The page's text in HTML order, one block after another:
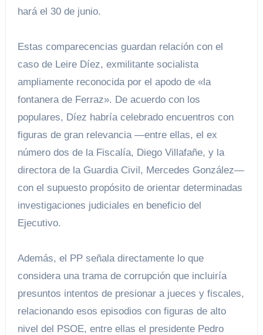
hará el 30 de junio.
Estas comparecencias guardan relación con el
caso de Leire Díez, exmilitante socialista
ampliamente reconocida por el apodo de «la
fontanera de Ferraz». De acuerdo con los
populares, Díez habría celebrado encuentros con
figuras de gran relevancia —entre ellas, el ex
número dos de la Fiscalía, Diego Villafañe, y la
directora de la Guardia Civil, Mercedes González—
con el supuesto propósito de orientar determinadas
investigaciones judiciales en beneficio del
Ejecutivo.
Además, el PP señala directamente lo que
considera una trama de corrupción que incluiría
presuntos intentos de presionar a jueces y fiscales,
relacionando esos episodios con figuras de alto
nivel del PSOE, entre ellas el presidente Pedro